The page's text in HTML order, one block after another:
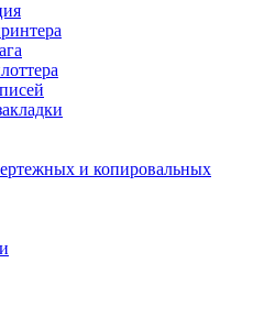
и копировальных